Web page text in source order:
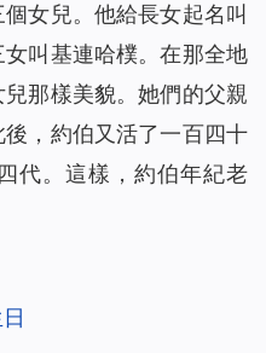
女兒。他給長女起名叫
叫基連哈樸。在那全地
那樣美貌。她們的父親
，約伯又活了一百四十
代。這樣，約伯年紀老